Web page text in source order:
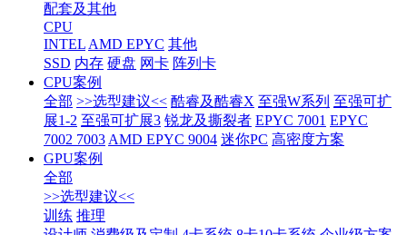
配套及其他
CPU
INTEL AMD EPYC 其他
SSD 内存 硬盘 网卡 阵列卡
CPU案例
全部 >>选型建议<< 酷睿及酷睿X 至强W系列 至强可扩
展1-2 至强可扩展3 锐龙及撕裂者 EPYC 7001 EPYC
7002 7003 AMD EPYC 9004 迷你PC 高密度方案
GPU案例
全部
>>选型建议<<
训练 推理